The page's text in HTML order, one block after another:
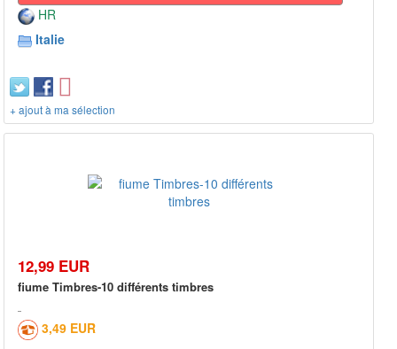
HR
Italie
+ ajout à ma sélection
12,99 EUR
fiume Timbres-10 différents timbres
3,49 EUR